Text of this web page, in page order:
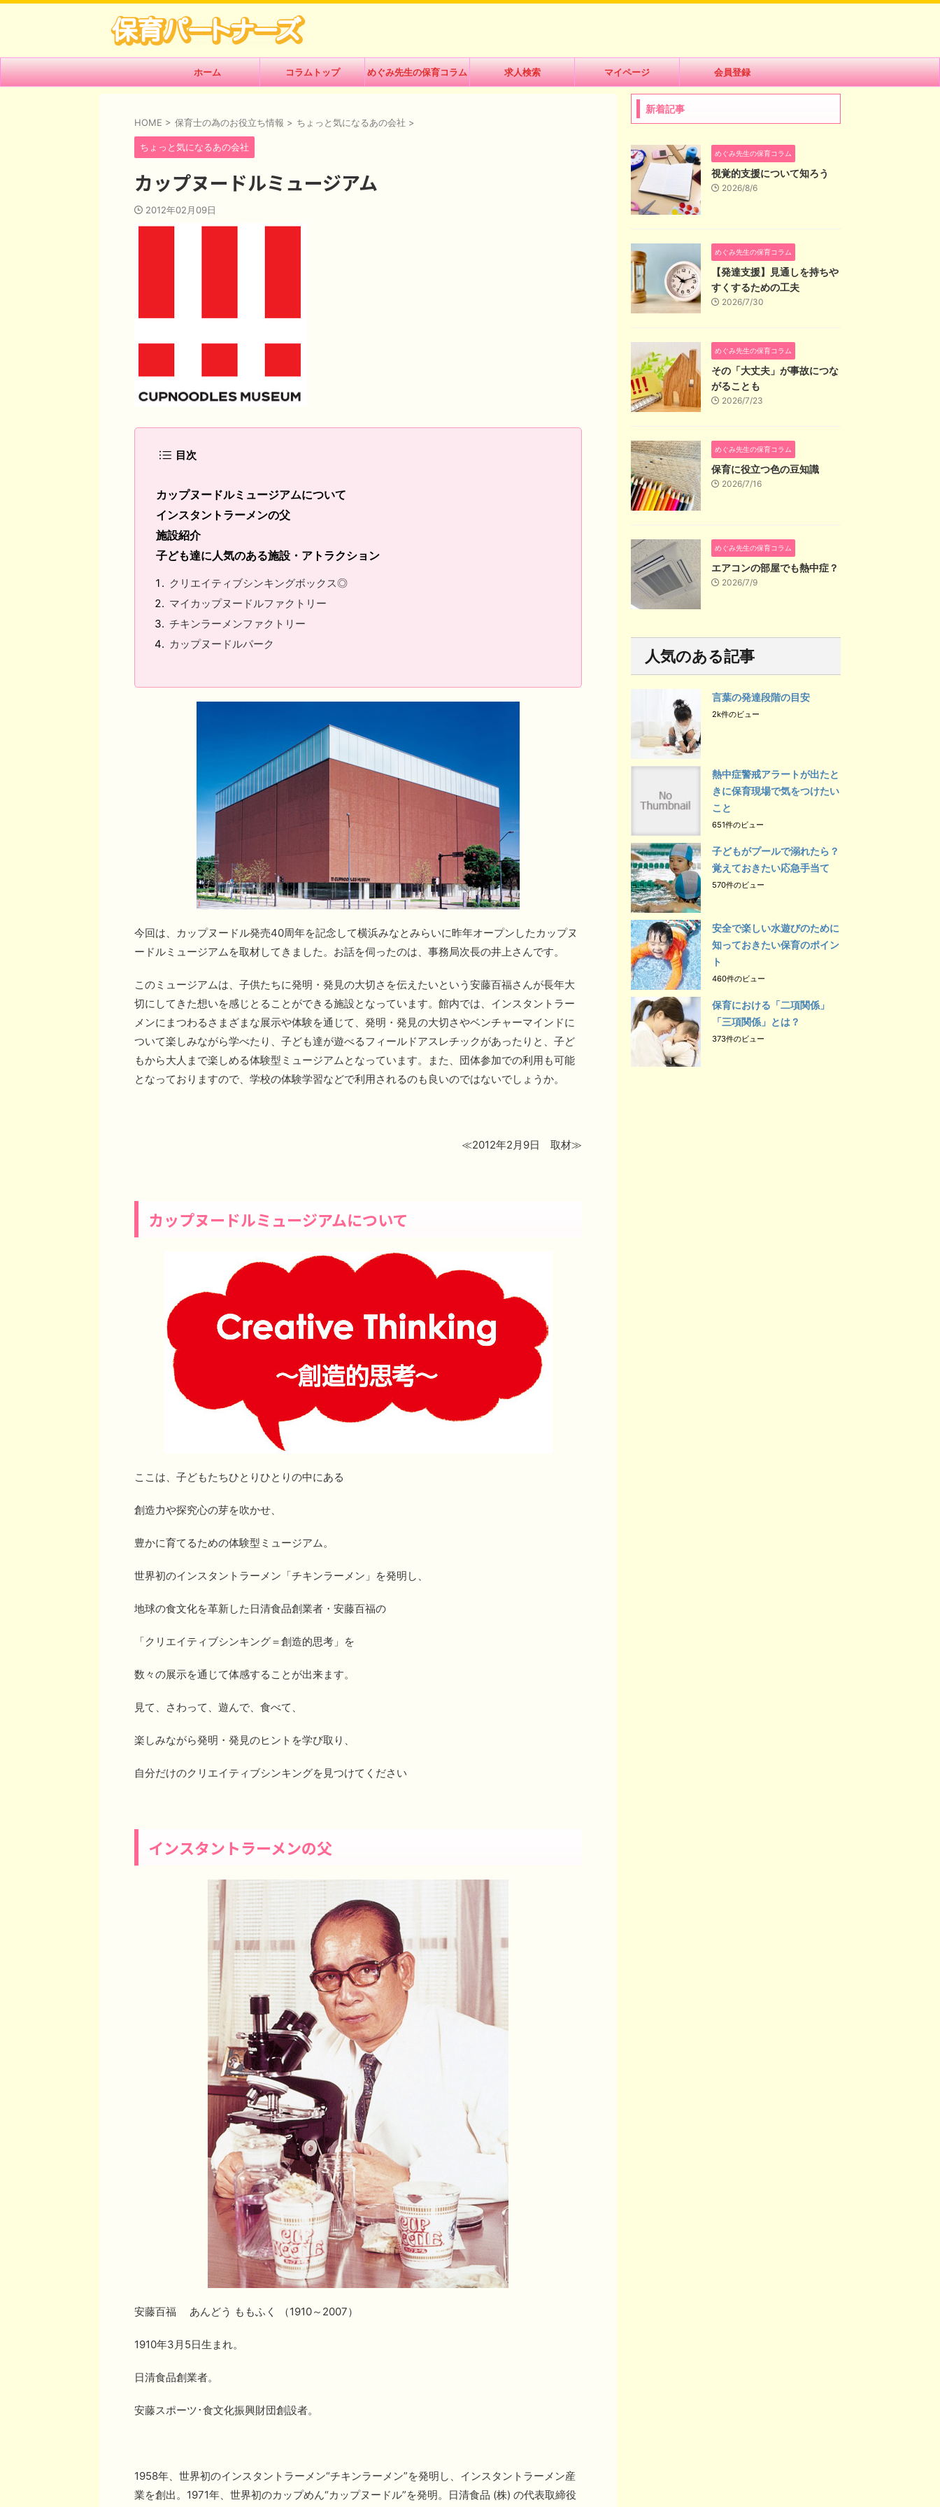
ホーム コラムトップ めぐみ先生の保育コラム 求人検索 マイページ 会員登録
HOME > 保育士の為のお役立ち情報 > ちょっと気になるあの会社 >
ちょっと気になるあの会社
カップヌードルミュージアム
2012年02月09日
目次
カップヌードルミュージアムについて
インスタントラーメンの父
施設紹介
子ども達に人気のある施設・アトラクション
クリエイティブシンキングボックス◎
マイカップヌードルファクトリー
チキンラーメンファクトリー
カップヌードルパーク
今回は、カップヌードル発売40周年を記念して横浜みなとみらいに昨年オープンしたカップヌ
ードルミュージアムを取材してきました。お話を伺ったのは、事務局次長の井上さんです。
このミュージアムは、子供たちに発明・発見の大切さを伝えたいという安藤百福さんが長年大
切にしてきた想いを感じとることができる施設となっています。館内では、インスタントラー
メンにまつわるさまざまな展示や体験を通じて、発明・発見の大切さやベンチャーマインドに
ついて楽しみながら学べたり、子ども達が遊べるフィールドアスレチックがあったりと、子ど
もから大人まで楽しめる体験型ミュージアムとなっています。また、団体参加での利用も可能
となっておりますので、学校の体験学習などで利用されるのも良いのではないでしょうか。
≪2012年2月9日 取材≫
カップヌードルミュージアムについて
ここは、子どもたちひとりひとりの中にある
創造力や探究心の芽を吹かせ、
豊かに育てるための体験型ミュージアム。
世界初のインスタントラーメン「チキンラーメン」を発明し、
地球の食文化を革新した日清食品創業者・安藤百福の
「クリエイティブシンキング＝創造的思考」を
数々の展示を通じて体感することが出来ます。
見て、さわって、遊んで、食べて、
楽しみながら発明・発見のヒントを学び取り、
自分だけのクリエイティブシンキングを見つけてください
インスタントラーメンの父
安藤百福 あんどう ももふく （1910～2007）
1910年3月5日生まれ。
日清食品創業者。
安藤スポーツ･食文化振興財団創設者。
1958年、世界初のインスタントラーメン“チキンラーメン”を発明し、インスタントラーメン産
業を創出。1971年、世界初のカップめん“カップヌードル”を発明。日清食品 (株) の代表取締役
新着記事
めぐみ先生の保育コラム
視覚的支援について知ろう
2026/8/6
めぐみ先生の保育コラム
【発達支援】見通しを持ちや
すくするための工夫
2026/7/30
めぐみ先生の保育コラム
その「大丈夫」が事故につな
がることも
2026/7/23
めぐみ先生の保育コラム
保育に役立つ色の豆知識
2026/7/16
めぐみ先生の保育コラム
エアコンの部屋でも熱中症？
2026/7/9
人気のある記事
言葉の発達段階の目安
2k件のビュー
熱中症警戒アラートが出たと
きに保育現場で気をつけたい
こと
651件のビュー
子どもがプールで溺れたら？
覚えておきたい応急手当て
570件のビュー
安全で楽しい水遊びのために
知っておきたい保育のポイン
ト
460件のビュー
保育における「二項関係」
「三項関係」とは？
373件のビュー